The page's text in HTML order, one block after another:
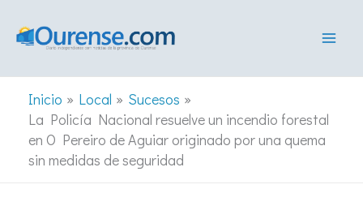
Inicio Local
Sucesos
La Policía Nacional resuelve un incendio forestal
en O Pereiro de Aguiar originado por una quema
sin medidas de seguridad